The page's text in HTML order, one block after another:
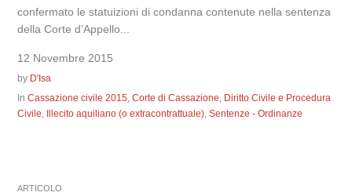
confermato le statuizioni di condanna contenute nella sentenza
della Corte d’Appello...
12 Novembre 2015
by D'Isa
InCassazione civile 2015 ,Corte di Cassazione Diritto Civile e Procedura
Civile Illecito aquiliano (o extracontrattuale) ,Sentenze - Ordinanze
ARTICOLO